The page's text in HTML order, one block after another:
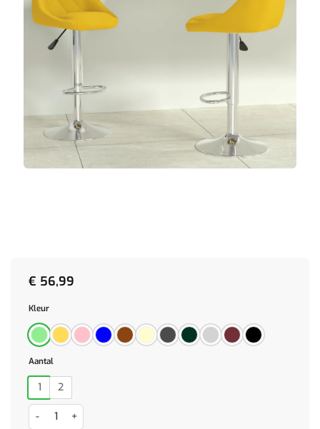
€ 56,99
Kleur
Aantal
1 2
Barkrukken 2 st fluweel mosterdgeel aantal